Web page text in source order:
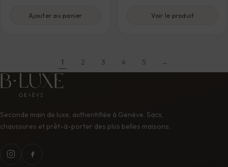
Ajouter au panier Voir le produit
1 2 3 4 5 →
Seconde main de luxe, authentifiée à Genève. Sacs,
chaussures et prêt-à-porter des plus belles maisons.